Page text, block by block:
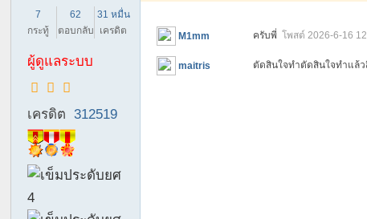
7
กระทู้
62
ตอบกลับ
31 หมื่น
เครดิต
ผู้ดูแลระบบ
เครดิต 312519
M1mm ครับพี่โพสต์ 2026-6-16
maitris ตัดสินใจทำตัดสินใจทำแล้